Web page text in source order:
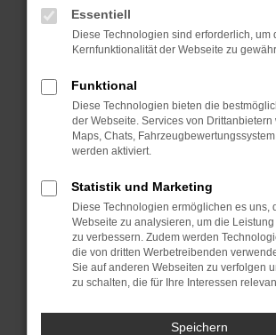
FEHLER: NETWORK
Beim Laden ist ein Fehler aufgetreten.
Hier sind ein paar Tipps, die dir
Überprüfe deine Firewall und
Laden andere Webseiten, zum
Suchmaschine?
Prüfe deine
Manche Erweiterungen, wie
können das Laden bestimmter
anderen Browser oder in einem
Essentiell
Diese Technologien sind erforderlich, um
Kernfunktionalität der Webseite zu
Funktional
Diese Technologien bieten die
der Webseite. Services von Drittanbietern
Maps, Chats,
werden aktiviert.
Statistik und Marketing
Diese Technologien ermöglichen es uns,
Webseite zu analysieren, um die
zu verbessern. Zudem werden
die von dritten Werbetreibenden
Sie auf anderen Webseiten zu verfolgen
zu schalten, die für Ihre Interessen
Speichern